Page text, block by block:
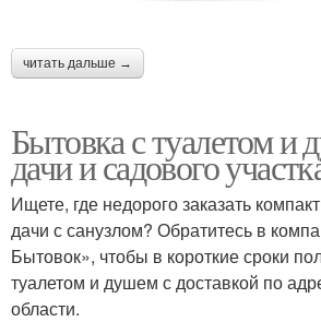
читать дальше →
Бытовка с туалетом и
дачи и садового
Ищете, где недорого заказать
дачи с санузлом? Обратитесь в
Бытовок», чтобы в короткие сроки
туалетом и душем с доставкой по
области.